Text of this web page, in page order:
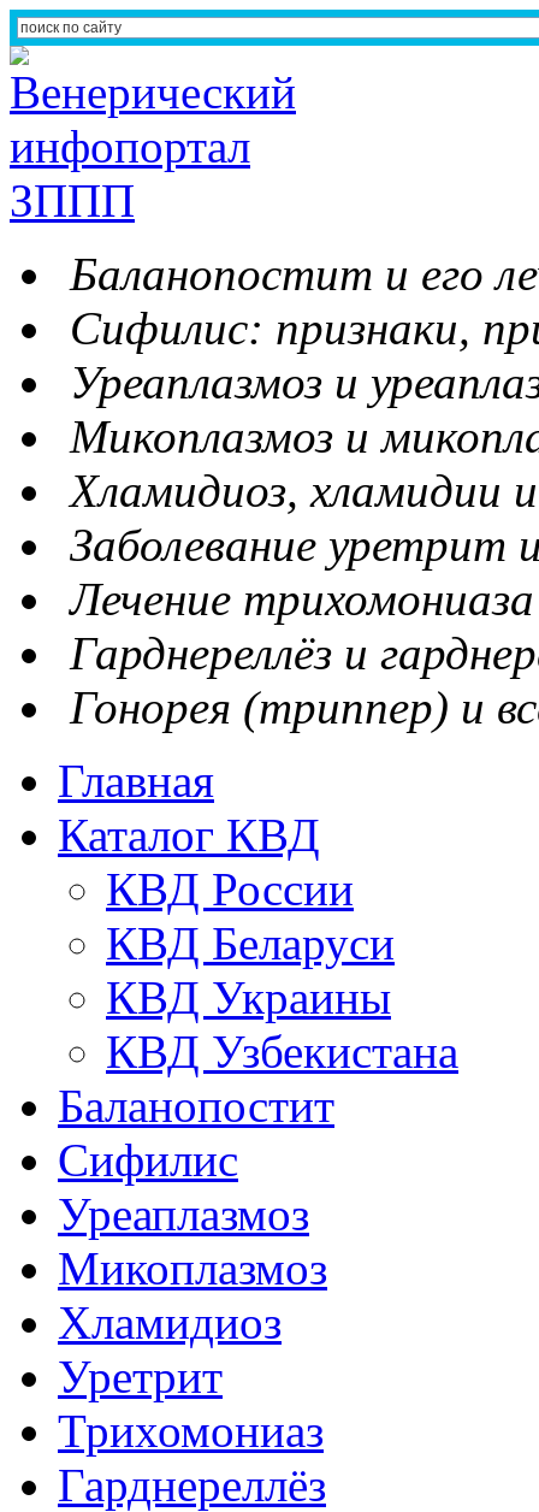
Баланопостит и его
Сифилис: признаки,
Уреаплазмоз и
Микоплазмоз и
Хламидиоз, хламидии
Заболевание уретрит
Лечение
Гарднереллёз и
Гонорея (триппер) и
Главная
Каталог КВД
КВД России
КВД Беларуси
КВД Украины
КВД Узбекистана
Баланопостит
Сифилис
Уреаплазмоз
Микоплазмоз
Хламидиоз
Уретрит
Трихомониаз
Гарднереллёз